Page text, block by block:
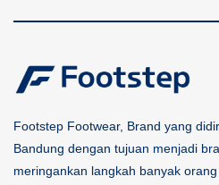
Footstep Footwear, Brand yang
Bandung dengan tujuan menjadi
meringankan langkah banyak